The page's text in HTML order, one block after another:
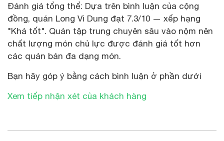
Đánh giá tổng thể: Dựa trên bình luận của cộng
đồng, quán Long Vi Dung đạt 7.3/10 — xếp hạng
"Khá tốt". Quán tập trung chuyên sâu vào nộm nên
chất lượng món chủ lực được đánh giá tốt hơn
các quán bán đa dạng món.
Bạn hãy góp ý bằng cách bình luận ở phần dưới
Xem tiếp nhận xét của khách hàng